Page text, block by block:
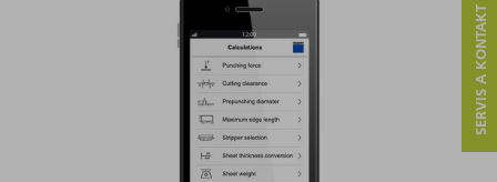
SERVIS A KONTAKT